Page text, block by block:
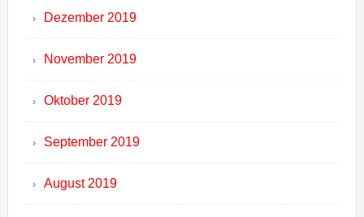
Dezember 2019
November 2019
Oktober 2019
September 2019
August 2019